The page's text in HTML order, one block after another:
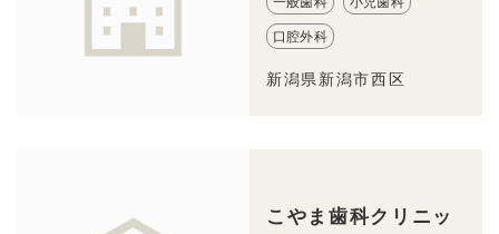
口腔外科
新潟県新潟市西区
こやま歯科クリニッ